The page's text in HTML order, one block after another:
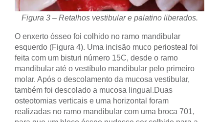
Figura 3 – Retalhos vestibular e palatino liberados.
O enxerto ósseo foi colhido no ramo mandibular
esquerdo (Figura 4). Uma incisão muco periosteal foi
feita com um bisturi número 15C, desde o ramo
mandibular até o vestíbulo mandibular pelo primeiro
molar. Após o descolamento da mucosa vestibular,
também foi descolado a mucosa lingual.Duas
osteotomias verticais e uma horizontal foram
realizadas no ramo mandibular com uma broca 701,